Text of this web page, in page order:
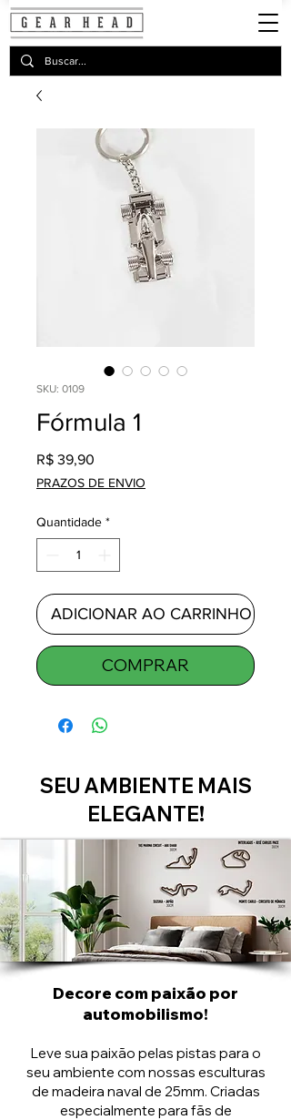
SKU: 0109
Fórmula 1
R$ 39,90
PRAZOS DE ENVIO
Quantidade *
ADICIONAR AO CARRINHO
COMPRAR
SEU AMBIENTE MAIS
ELEGANTE!
Decore com paixão por
automobilismo!
Leve sua paixão pelas pistas para o
seu ambiente com nossas esculturas
de madeira naval de 25mm. Criadas
especialmente para fãs de